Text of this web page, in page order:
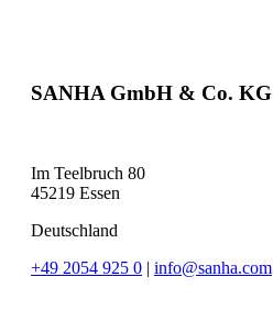
SANHA GmbH & Co. KG
Im Teelbruch 80
45219 Essen
Deutschland
+49 2054 925 0 | info@sanha.com